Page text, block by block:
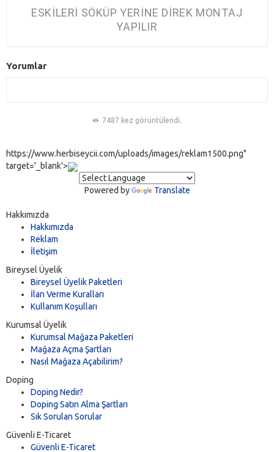
ESKİLERİ SÖKÜP YERİNE DİREK MONTAJ
YAPILIR
Yorumlar
7487 kez görüntülendi.
https://www.herbiseycii.com/uploads/images/reklam1500.png"
target='_blank'>
Powered by Translate
Hakkımızda
Hakkımızda
Reklam
İletişim
Bireysel Üyelik
Bireysel Üyelik Paketleri
İlan Verme Kuralları
Kullanım Koşulları
Kurumsal Üyelik
Kurumsal Mağaza Paketleri
Mağaza Açma Şartları
Nasıl Mağaza Açabilirim?
Doping
Doping Nedir?
Doping Satın Alma Şartları
Sık Sorulan Sorular
Güvenli E-Ticaret
Güvenli E-Ticaret